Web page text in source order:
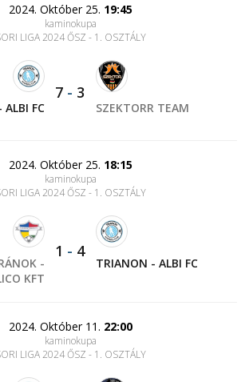
2024. Október 25. 19:45
kaminokupa
LIGA 2024 ŐSZ - 1. OSZTÁLY
FC
7 - 3
SZEKTORR TEAM
2024. Október 25. 18:15
kaminokupa
LIGA 2024 ŐSZ - 1. OSZTÁLY
-
KFT
1 - 4
TRIANON - ALBI FC
2024. Október 11. 22:00
kaminokupa
LIGA 2024 ŐSZ - 1. OSZTÁLY